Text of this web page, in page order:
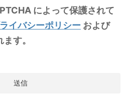
によって保護されて
イバシーポリシー および
す。